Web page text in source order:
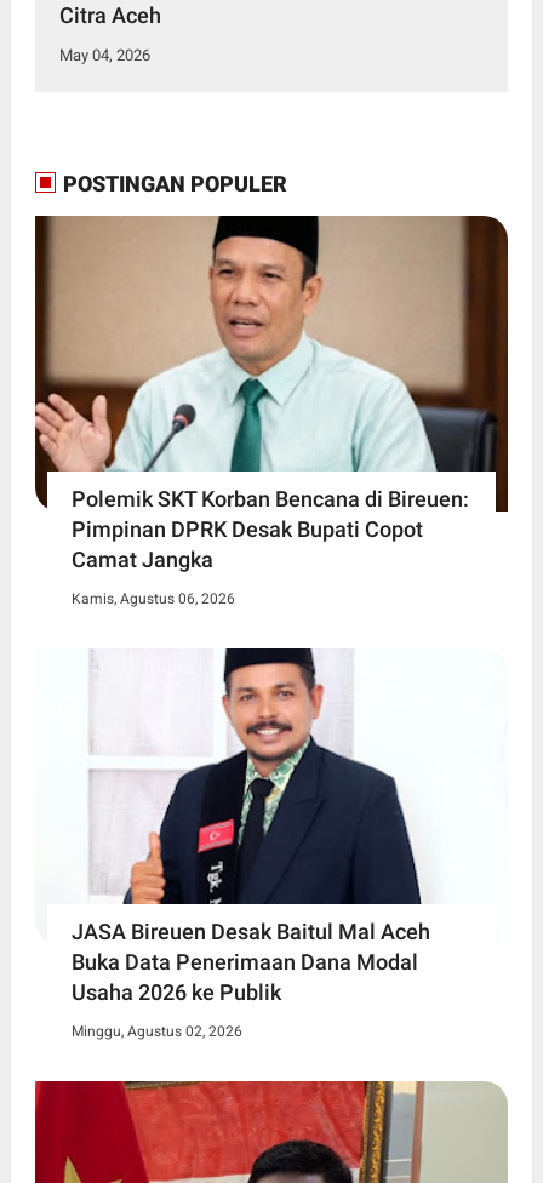
Citra Aceh
May 04, 2026
POSTINGAN POPULER
Polemik SKT Korban Bencana di Bireuen:
Pimpinan DPRK Desak Bupati Copot
Camat Jangka
Kamis, Agustus 06, 2026
JASA Bireuen Desak Baitul Mal Aceh
Buka Data Penerimaan Dana Modal
Usaha 2026 ke Publik
Minggu, Agustus 02, 2026